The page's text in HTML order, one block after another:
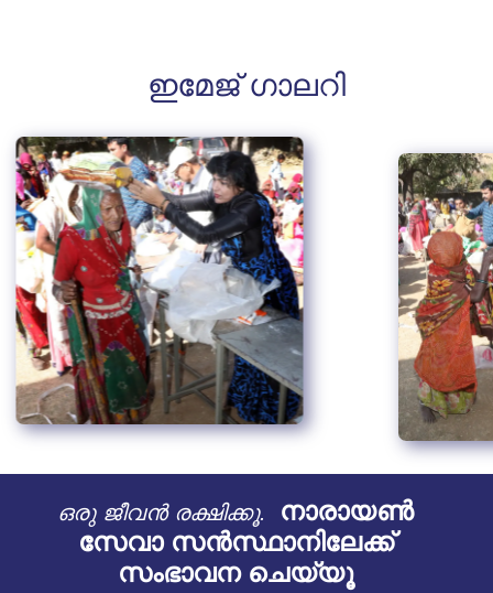
ഇമേജ് ഗാലറി
ഒരു ജീവൻ രക്ഷിക്കൂ.
നാരായൺ
സേവാ സൻസ്ഥാനിലേക്ക്
സംഭാവന ചെയ്യൂ